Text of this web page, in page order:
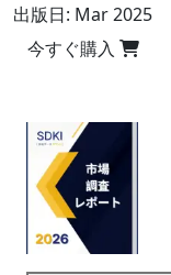
出版日: Mar 2025
今すぐ購入